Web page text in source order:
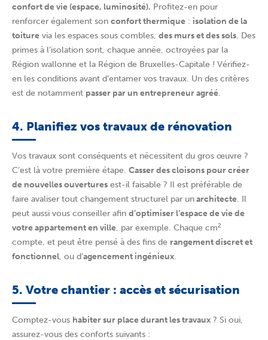
confort de vie (espace, luminosité). Profitez-en pour
renforcer également son confort thermique : isolation de la
toiture via les espaces sous combles, des murs et des sols. Des
primes à l’isolation sont, chaque année, octroyées par la
Région wallonne et la Région de Bruxelles-Capitale ! Vérifiez-
en les conditions avant d’entamer vos travaux. Un des critères
est de notamment passer par un entrepreneur agréé.
4. Planifiez vos travaux de rénovation
Vos travaux sont conséquents et nécessitent du gros œuvre ?
C’est là votre première étape. Casser des cloisons pour créer
de nouvelles ouvertures est-il faisable ? Il est préférable de
faire avaliser tout changement structurel par unarchitecte. Il
peut aussi vous conseiller afin d’optimiser l’espace de vie de
votre appartement en ville, par exemple. Chaque cm2
compte, et peut être pensé à des fins de rangement discret et
fonctionnel, ou d’agencement ingénieux.
5. Votre chantier : accès et sécurisation
Comptez-vous habiter sur place durant les travaux ? Si oui,
assurez-vous des conforts suivants :